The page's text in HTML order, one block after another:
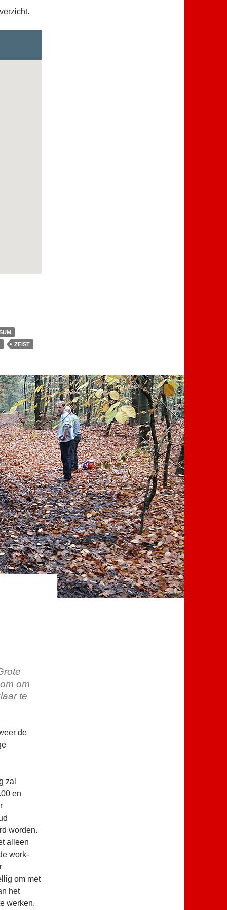
ZEIST
om
te
de
zal
en
worden.
alleen
work-
om met
het
werken.